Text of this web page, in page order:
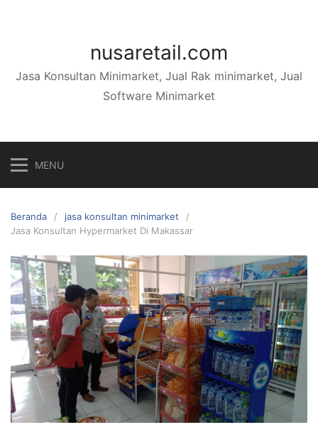
nusaretail.com
Jasa Konsultan Minimarket, Jual Rak minimarket, Jual
Software Minimarket
MENU
Beranda
jasa konsultan minimarket
Jasa Konsultan Hypermarket Di Makassar